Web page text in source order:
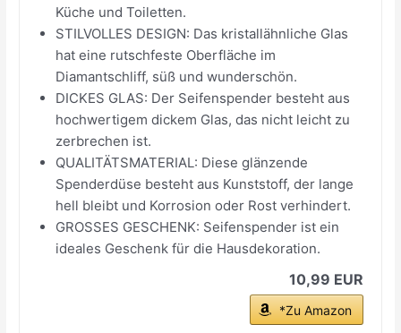
Küche und Toiletten.
STILVOLLES DESIGN: Das kristallähnliche Glas
hat eine rutschfeste Oberfläche im
Diamantschliff, süß und wunderschön.
DICKES GLAS: Der Seifenspender besteht aus
hochwertigem dickem Glas, das nicht leicht zu
zerbrechen ist.
QUALITÄTSMATERIAL: Diese glänzende
Spenderdüse besteht aus Kunststoff, der lange
hell bleibt und Korrosion oder Rost verhindert.
GROSSES GESCHENK: Seifenspender ist ein
ideales Geschenk für die Hausdekoration.
10,99 EUR
*Zu Amazon